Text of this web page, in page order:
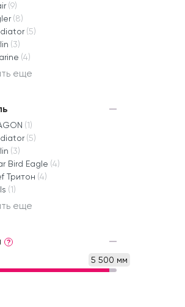
(9)
(8)
(5)
(3)
(4)
еще
(1)
(5)
(3)
Bird Eagle (4)
Тритон (4)
(1)
еще
?
5 500 мм